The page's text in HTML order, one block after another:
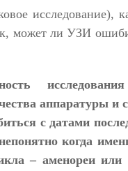
исследование),
может ли УЗИ
аппаратуры и
с датами
когда
– аменореи